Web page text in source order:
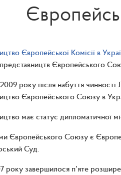
Європейської Комісії в
Європейського
року після набуття
Європейського Союзу в
має статус дипломатичної
Європейського Союзу є
Суд.
року завершилося п’яте